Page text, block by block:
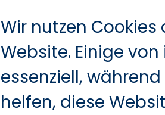
Wir nutzen Cookies
Website. Einige
essenziell,
helfen, diese